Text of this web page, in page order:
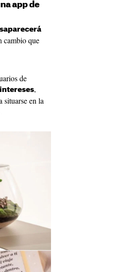
app de
cambio que
de
,
situarse en la